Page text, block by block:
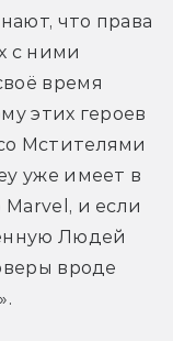
что права
с ними
время
этих героев
Мстителями
уже имеет в
и если
Людей
вроде